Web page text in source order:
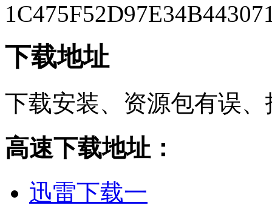
下载地址
下载安装、资源包有误
高速下载地址：
迅雷下载一